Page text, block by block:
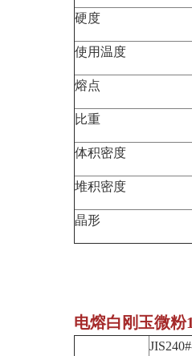
硬度
使用温度
熔点
比重
体积密度
堆积密度
晶形
电熔白刚玉微粉